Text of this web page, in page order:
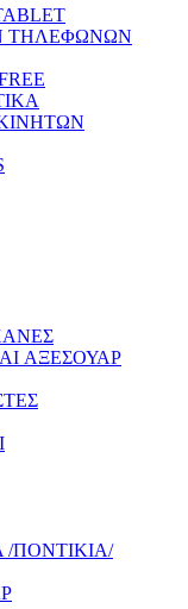
ΤΗΛΕΦΩΝΩΝ
ΑΞΕΣΟΥΑΡ
ΠΟΝΤΙΚΙΑ/